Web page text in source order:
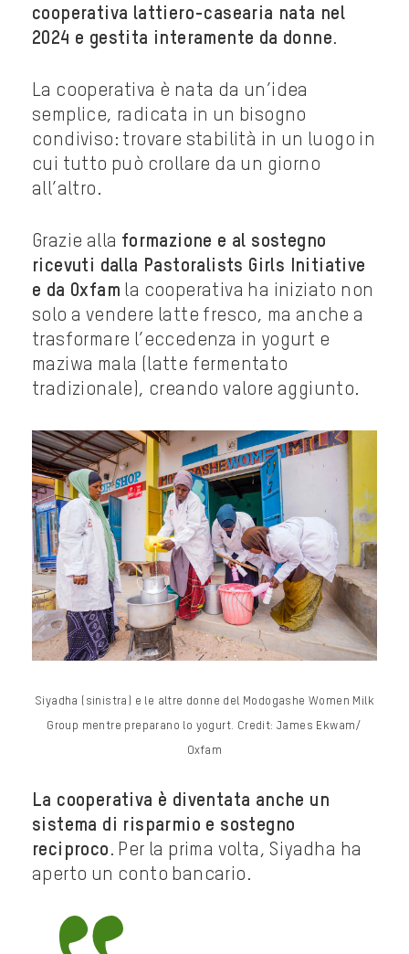
cooperativa lattiero-casearia nata nel
2024 e gestita interamente da donne.
La cooperativa è nata da un’idea
semplice, radicata in un bisogno
condiviso: trovare stabilità in un luogo in
cui tutto può crollare da un giorno
all’altro.
Grazie alla formazione e al sostegno
ricevuti dalla Pastoralists Girls Initiative
e da Oxfam la cooperativa ha iniziato non
solo a vendere latte fresco, ma anche a
trasformare l’eccedenza in yogurt e
maziwa mala (latte fermentato
tradizionale), creando valore aggiunto.
Siyadha (sinistra) e le altre donne del Modogashe Women Milk
Group mentre preparano lo yogurt. Credit: James Ekwam/
Oxfam
La cooperativa è diventata anche un
sistema di risparmio e sostegno
reciproco . Per la prima volta, Siyadha ha
aperto un conto bancario.